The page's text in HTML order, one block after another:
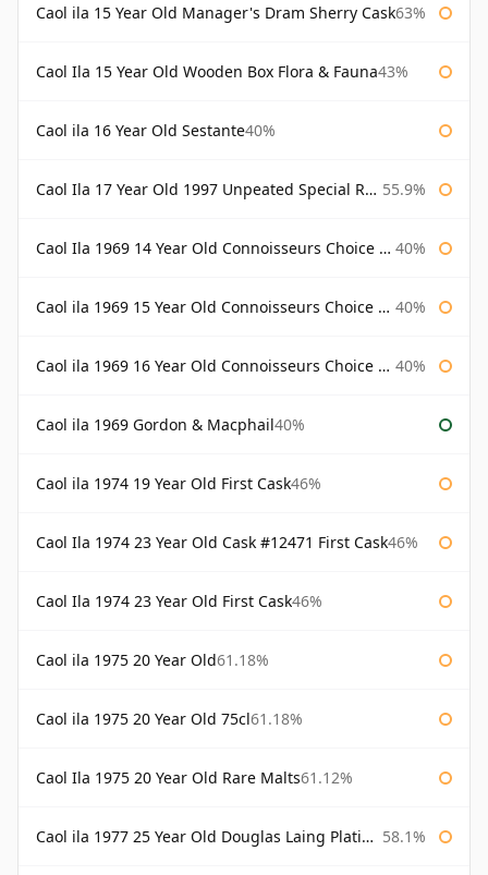
Caol ila 15 Year Old Manager's Dram Sherry Cask63%
Caol Ila 15 Year Old Wooden Box Flora & Fauna43%
Caol ila 16 Year Old Sestante40%
Caol Ila 17 Year Old 1997 Unpeated Special Release 2015 55.9%
Caol Ila 1969 14 Year Old Connoisseurs Choice Gordon & Macphail 40%
Caol ila 1969 15 Year Old Connoisseurs Choice Gordon & Macphail 40%
Caol ila 1969 16 Year Old Connoisseurs Choice Gordon & Macphail 40%
Caol ila 1969 Gordon & Macphail40%
Caol ila 1974 19 Year Old First Cask46%
Caol Ila 1974 23 Year Old Cask #12471 First Cask46%
Caol Ila 1974 23 Year Old First Cask46%
Caol ila 1975 20 Year Old61.18%
Caol ila 1975 20 Year Old 75cl61.18%
Caol Ila 1975 20 Year Old Rare Malts61.12%
Caol ila 1977 25 Year Old Douglas Laing Platinum Selection 58.1%